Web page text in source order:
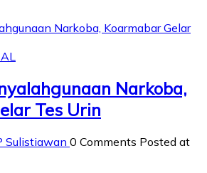
Narkoba,
Tes Urin
Sulistiawan 0 Comments Posted at